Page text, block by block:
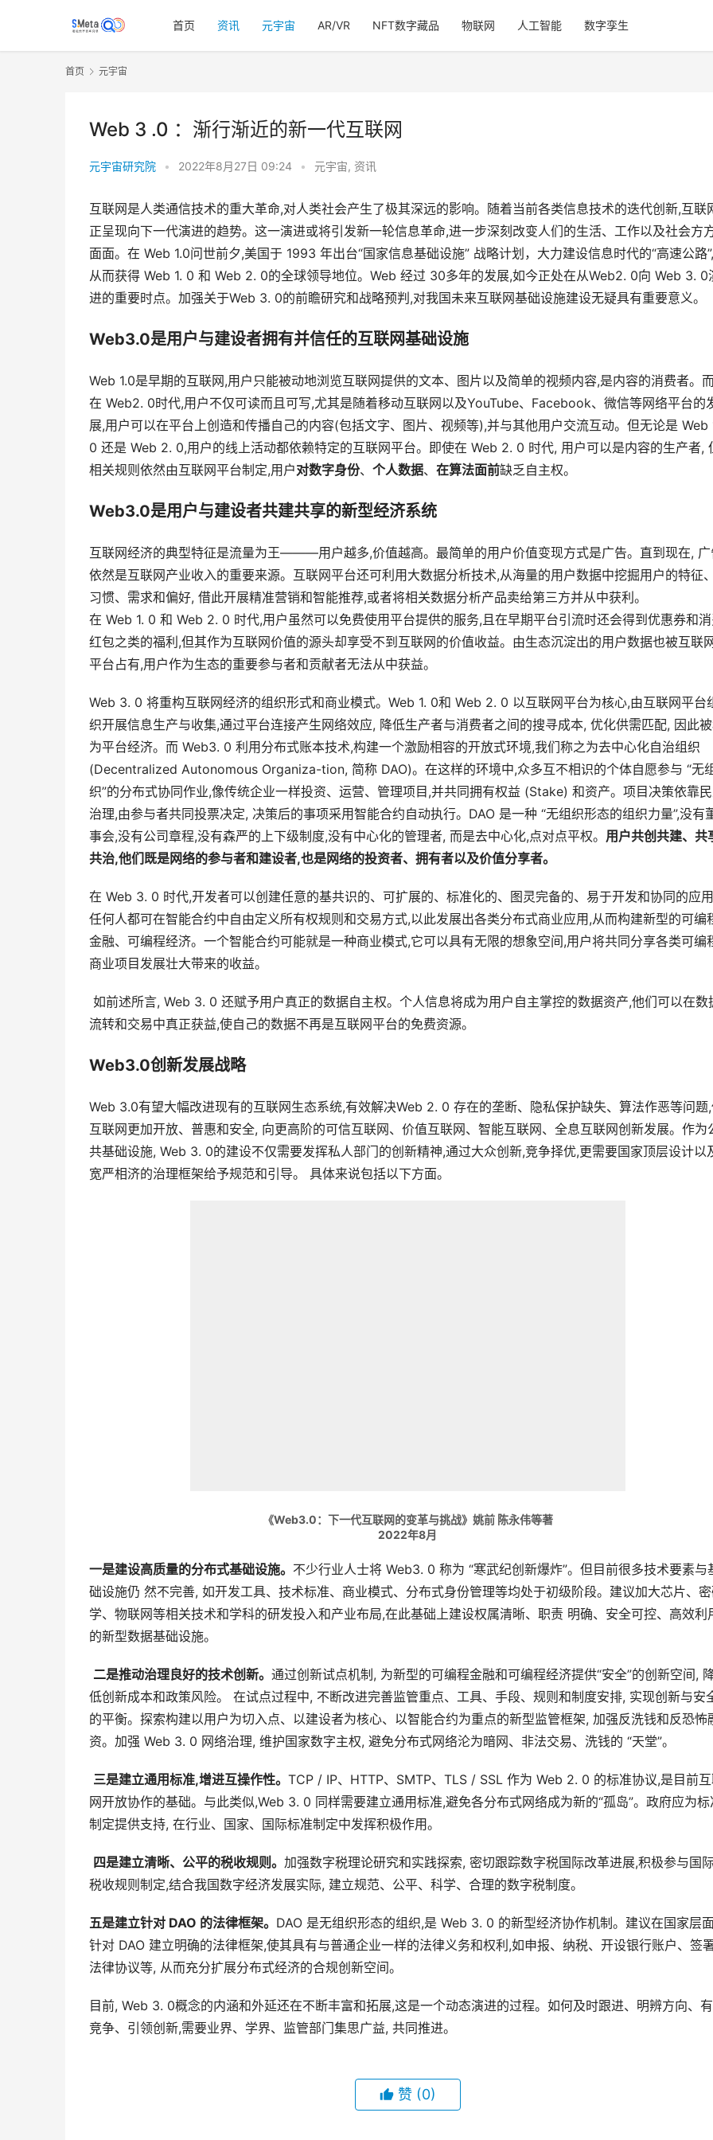
首页 资讯 元宇宙 AR/VR NFT数字藏品 物联网 人工智能 数字孪生
首页 元宇宙
Web 3 .0 ：渐行渐近的新一代互联网
元宇宙研究院 • 2022年8月27日 09:24 • 元宇宙, 资讯
互联网是人类通信技术的重大革命,对人类社会产生了极其深远的影响。随着当前各类信息技术的迭代创新,互联
正呈现向下一代演进的趋势。这一演进或将引发新一轮信息革命,进一步深刻改变人们的生活、工作以及社会方
面面。在 Web 1.0问世前夕,美国于 1993 年出台“国家信息基础设施” 战略计划，大力建设信息时代的“高速公路”,
从而获得 Web 1. 0 和 Web 2. 0的全球领导地位。Web 经过 30多年的发展,如今正处在从Web2. 0向 Web 3. 0
进的重要时点。加强关于Web 3. 0的前瞻研究和战略预判,对我国未来互联网基础设施建设无疑具有重要意义。
Web3.0是用户与建设者拥有并信任的互联网基础设施
Web 1.0是早期的互联网,用户只能被动地浏览互联网提供的文本、图片以及简单的视频内容,是内容的消费者。
在 Web2. 0时代,用户不仅可读而且可写,尤其是随着移动互联网以及YouTube、Facebook、微信等网络平台的
展,用户可以在平台上创造和传播自己的内容(包括文字、图片、视频等),并与其他用户交流互动。但无论是 Web
0 还是 Web 2. 0,用户的线上活动都依赖特定的互联网平台。即使在 Web 2. 0 时代, 用户可以是内容的生产者,
相关规则依然由互联网平台制定,用户对数字身份、 个人数据、 在算法面前缺乏自主权。
Web3.0是用户与建设者共建共享的新型经济系统
互联网经济的典型特征是流量为王———用户越多,价值越高。最简单的用户价值变现方式是广告。直到现在, 广
依然是互联网产业收入的重要来源。互联网平台还可利用大数据分析技术,从海量的用户数据中挖掘用户的特征、
习惯、需求和偏好, 借此开展精准营销和智能推荐,或者将相关数据分析产品卖给第三方并从中获利。
在 Web 1. 0 和 Web 2. 0 时代,用户虽然可以免费使用平台提供的服务,且在早期平台引流时还会得到优惠券和
红包之类的福利,但其作为互联网价值的源头却享受不到互联网的价值收益。由生态沉淀出的用户数据也被互联
平台占有,用户作为生态的重要参与者和贡献者无法从中获益。
Web 3. 0 将重构互联网经济的组织形式和商业模式。Web 1. 0和 Web 2. 0 以互联网平台为核心,由互联网平台
织开展信息生产与收集,通过平台连接产生网络效应, 降低生产者与消费者之间的搜寻成本, 优化供需匹配, 因此
为平台经济。而 Web3. 0 利用分布式账本技术,构建一个激励相容的开放式环境,我们称之为去中心化自治组织
(Decentralized Autonomous Organiza-tion, 简称 DAO)。在这样的环境中,众多互不相识的个体自愿参与 “无
织”的分布式协同作业,像传统企业一样投资、运营、管理项目,并共同拥有权益 (Stake) 和资产。项目决策依靠
治理,由参与者共同投票决定, 决策后的事项采用智能合约自动执行。DAO 是一种 “无组织形态的组织力量”,没有
事会,没有公司章程,没有森严的上下级制度,没有中心化的管理者, 而是去中心化,点对点平权。 用户共创共建、共
共治,他们既是网络的参与者和建设者,也是网络的投资者、拥有者以及价值分享者。
在 Web 3. 0 时代,开发者可以创建任意的基共识的、可扩展的、标准化的、图灵完备的、易于开发和协同的应
任何人都可在智能合约中自由定义所有权规则和交易方式,以此发展出各类分布式商业应用,从而构建新型的可编
金融、可编程经济。一个智能合约可能就是一种商业模式,它可以具有无限的想象空间,用户将共同分享各类可编
商业项目发展壮大带来的收益。
如前述所言, Web 3. 0 还赋予用户真正的数据自主权。个人信息将成为用户自主掌控的数据资产,他们可以在数
流转和交易中真正获益,使自己的数据不再是互联网平台的免费资源。
Web3.0创新发展战略
Web 3.0有望大幅改进现有的互联网生态系统,有效解决Web 2. 0 存在的垄断、隐私保护缺失、算法作恶等问题
互联网更加开放、普惠和安全, 向更高阶的可信互联网、价值互联网、智能互联网、全息互联网创新发展。作为
共基础设施, Web 3. 0的建设不仅需要发挥私人部门的创新精神,通过大众创新,竞争择优,更需要国家顶层设计以
宽严相济的治理框架给予规范和引导。 具体来说包括以下方面。
《Web3.0：下一代互联网的变革与挑战》姚前 陈永伟等著
2022年8月
一是建设高质量的分布式基础设施。 不少行业人士将 Web3. 0 称为 “寒武纪创新爆炸”。但目前很多技术要素与
础设施仍 然不完善, 如开发工具、技术标准、商业模式、分布式身份管理等均处于初级阶段。建议加大芯片、
学、物联网等相关技术和学科的研发投入和产业布局,在此基础上建设权属清晰、职责 明确、安全可控、高效利
的新型数据基础设施。
二是推动治理良好的技术创新。 通过创新试点机制, 为新型的可编程金融和可编程经济提供“安全”的创新空间,
低创新成本和政策风险。 在试点过程中, 不断改进完善监管重点、工具、手段、规则和制度安排, 实现创新与安
的平衡。探索构建以用户为切入点、以建设者为核心、以智能合约为重点的新型监管框架, 加强反洗钱和反恐怖
资。加强 Web 3. 0 网络治理, 维护国家数字主权, 避免分布式网络沦为暗网、非法交易、洗钱的 “天堂”。
三是建立通用标准,增进互操作性。 TCP / IP、HTTP、SMTP、TLS / SSL 作为 Web 2. 0 的标准协议,是目前
网开放协作的基础。与此类似,Web 3. 0 同样需要建立通用标准,避免各分布式网络成为新的“孤岛”。政府应为标
制定提供支持, 在行业、国家、国际标准制定中发挥积极作用。
四是建立清晰、 公平的税收规则。 加强数字税理论研究和实践探索, 密切跟踪数字税国际改革进展,积极参与国
税收规则制定,结合我国数字经济发展实际, 建立规范、公平、科学、合理的数字税制度。
五是建立针对 DAO 的法律框架。 DAO 是无组织形态的组织,是 Web 3. 0 的新型经济协作机制。建议在国家层
针对 DAO 建立明确的法律框架,使其具有与普通企业一样的法律义务和权利,如申报、纳税、开设银行账户、签
法律协议等, 从而充分扩展分布式经济的合规创新空间。
目前, Web 3. 0概念的内涵和外延还在不断丰富和拓展,这是一个动态演进的过程。如何及时跟进、明辨方向、
竞争、引领创新,需要业界、学界、监管部门集思广益, 共同推进。
赞 (0)